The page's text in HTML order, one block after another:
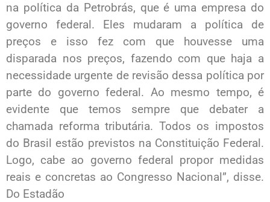
na política da Petrobrás, que é uma empresa do
governo federal. Eles mudaram a política de
preços e isso fez com que houvesse uma
disparada nos preços, fazendo com que haja a
necessidade urgente de revisão dessa política por
parte do governo federal. Ao mesmo tempo, é
evidente que temos sempre que debater a
chamada reforma tributária. Todos os impostos
do Brasil estão previstos na Constituição Federal.
Logo, cabe ao governo federal propor medidas
reais e concretas ao Congresso Nacional”, disse.
Do Estadão